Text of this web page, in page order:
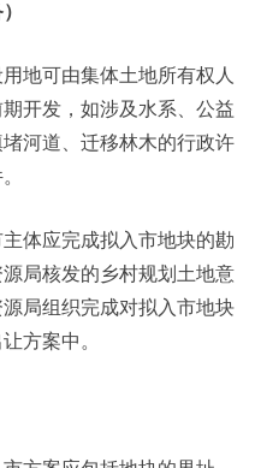
可由集体土地所有权人
开发，如涉及水系、公益
河道、迁移林木的行政许
体应完成拟入市地块的勘
局核发的乡村规划土地意
局组织完成对拟入市地块
方案中。